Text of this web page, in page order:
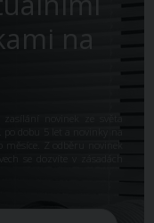
na
zasílání novinek ze světa
po dobu 5 let a novinky na
měsíce. Z odběru novinek
se dozvíte v
zásadách